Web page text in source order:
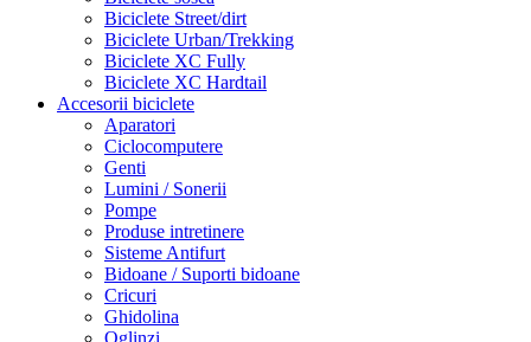
Biciclete Street/dirt
Biciclete Urban/Trekking
Biciclete XC Fully
Biciclete XC Hardtail
Accesorii biciclete
Aparatori
Ciclocomputere
Genti
Lumini / Sonerii
Pompe
Produse intretinere
Sisteme Antifurt
Bidoane / Suporti bidoane
Cricuri
Ghidolina